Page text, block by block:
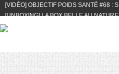
[VIDÉO] OBJECTIF POIDS SANTÉ #68 :
[UNBOXING] LA BOX BELLE AU
[VIDÉO] UNBOXING : LES MY LITTLE &
[VIDÉO] QUITOQUE #10 : MEAL PREP &
[VIDÉO] UNBOXING : LES MY LITTLE &